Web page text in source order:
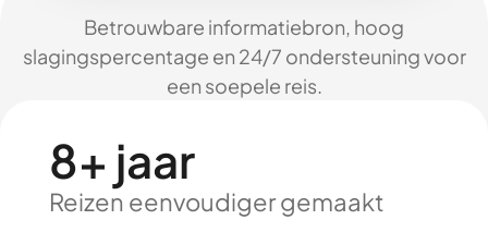
Betrouwbare informatiebron, hoog
slagingspercentage en 24/7 ondersteuning voor
een soepele reis.
8+ jaar
Reizen eenvoudiger gemaakt